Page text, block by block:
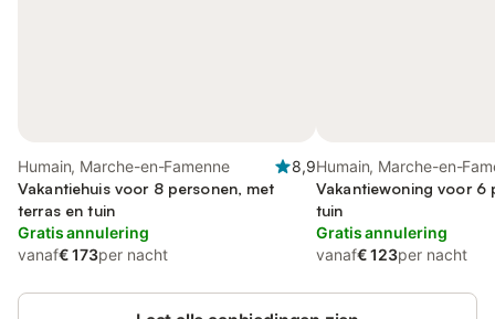
Humain, Marche-en-Famenne
8,9
Vakantiehuis voor 8 personen, met
terras en tuin
Gratis annulering
vanaf€ 173per nacht
Humain, Marche-en-
Vakantiewoning voor 6
tuin
Gratis annulering
vanaf€ 123per nacht